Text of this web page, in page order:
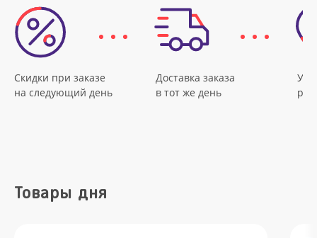
Скидки при заказе
на следующий день
Доставка заказа
в тот же день
Товары дня